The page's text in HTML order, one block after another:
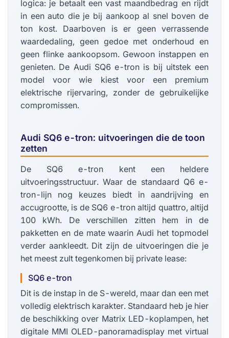
logica: je betaalt een vast maandbedrag en rijdt
in een auto die je bij aankoop al snel boven de
ton kost. Daarboven is er geen verrassende
waardedaling, geen gedoe met onderhoud en
geen flinke aankoopsom. Gewoon instappen en
genieten. De Audi SQ6 e-tron is bij uitstek een
model voor wie kiest voor een premium
elektrische rijervaring, zonder de gebruikelijke
compromissen.
Audi SQ6 e-tron: uitvoeringen die de toon
zetten
De SQ6 e-tron kent een heldere
uitvoeringsstructuur. Waar de standaard Q6 e-
tron-lijn nog keuzes biedt in aandrijving en
accugrootte, is de SQ6 e-tron altijd quattro, altijd
100 kWh. De verschillen zitten hem in de
pakketten en de mate waarin Audi het topmodel
verder aankleedt. Dit zijn de uitvoeringen die je
het meest zult tegenkomen bij private lease:
SQ6 e-tron
Dit is de instap in de S-wereld, maar dan een met
volledig elektrisch karakter. Standaard heb je hier
de beschikking over Matrix LED-koplampen, het
digitale MMI OLED-panoramadisplay met virtual